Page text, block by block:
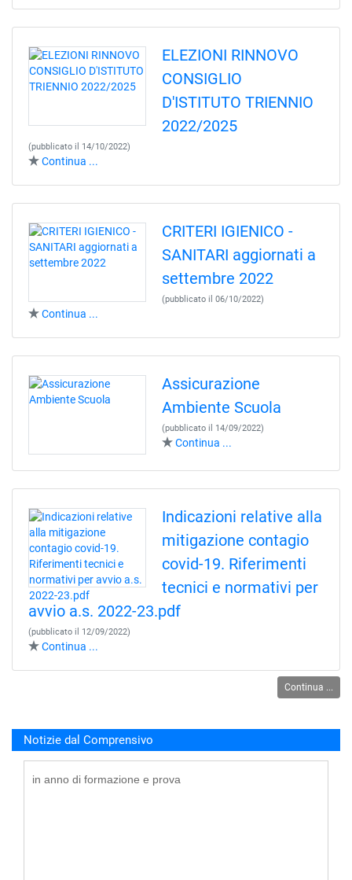
ELEZIONI RINNOVO
CONSIGLIO
D'ISTITUTO TRIENNIO
2022/2025
(pubblicato il 14/10/2022)
Continua ...
CRITERI IGIENICO -
SANITARI aggiornati a
settembre 2022
(pubblicato il 06/10/2022)
Continua ...
Assicurazione
Ambiente Scuola
(pubblicato il 14/09/2022)
Continua ...
Indicazioni relative alla
mitigazione contagio
covid-19. Riferimenti
tecnici e normativi per
avvio a.s. 2022-23.pdf
(pubblicato il 12/09/2022)
Continua ...
Continua ...
Notizie dal Comprensivo
Bando selezione coordinatori laboratori formativi
Bando selezione coordinatori laboratori formativi docenti
in anno di formazione e prova